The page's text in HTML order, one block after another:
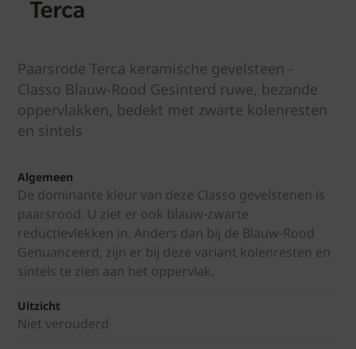
Paarsrode Terca keramische gevelsteen -
Classo Blauw-Rood Gesinterd ruwe, bezande
oppervlakken, bedekt met zwarte kolenresten
en sintels
Algemeen
De dominante kleur van deze Classo gevelstenen is
paarsrood. U ziet er ook blauw-zwarte
reductievlekken in. Anders dan bij de Blauw-Rood
Genuanceerd, zijn er bij deze variant kolenresten en
sintels te zien aan het oppervlak.
Uitzicht
Niet verouderd